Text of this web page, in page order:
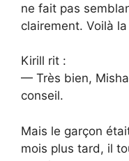
ne fait pas
clairement. Voilà
Kirill rit :
— Très bien,
conseil.
Mais le garçon
mois plus tard, il